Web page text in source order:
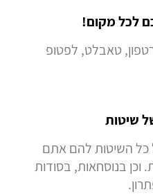
לכל מקום!
טאבלט, לפטופ
שיטות
כל השיטות להם אתם
וכן בנוסחאות, בסודות